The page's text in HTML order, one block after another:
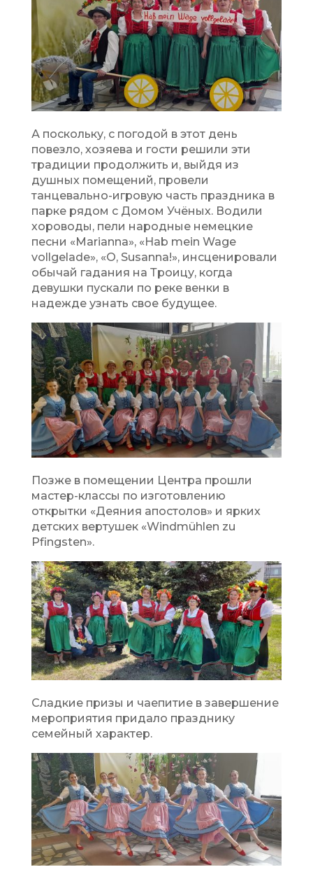
А поскольку, с погодой в этот день
повезло, хозяева и гости решили эти
традиции продолжить и, выйдя из
душных помещений, провели
танцевально-игровую часть праздника в
парке рядом с Домом Учёных. Водили
хороводы, пели народные немецкие
песни «Marianna», «Hab mein Wage
vollgelade», «O, Susanna!», инсценировали
обычай гадания на Троицу, когда
девушки пускали по реке венки в
надежде узнать свое будущее.
Позже в помещении Центра прошли
мастер-классы по изготовлению
открытки «Деяния апостолов» и ярких
детских вертушек «Windmühlen zu
Pfingsten».
Сладкие призы и чаепитие в завершение
мероприятия придало празднику
семейный характер.